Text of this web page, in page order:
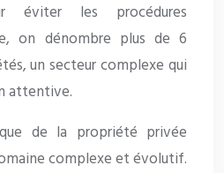
éviter les procédures
on dénombre plus de 6
un secteur complexe qui
attentive.
de la propriété privée
complexe et évolutif.